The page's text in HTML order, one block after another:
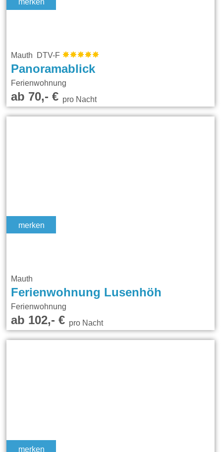
merken
Mauth DTV-F
Panoramablick
Ferienwohnung
ab 70,- €pro Nacht
merken
Mauth
Ferienwohnung Lusenhöh
Ferienwohnung
ab 102,- €pro Nacht
merken